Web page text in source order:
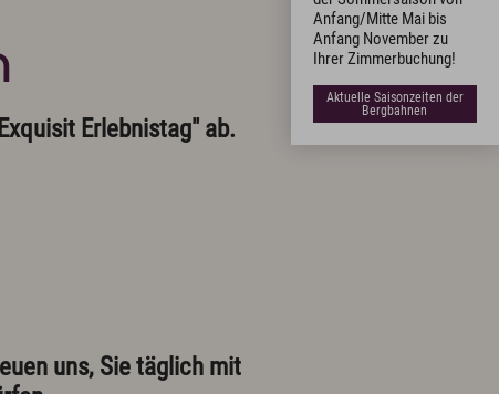
Anfang/Mitte Mai bis
Anfang November zu
Ihrer Zimmerbuchung!
Aktuelle Saisonzeiten der
Bergbahnen
Erlebnistag" ab.
uns, Sie täglich mit